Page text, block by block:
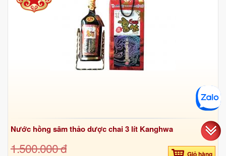
Nước hồng sâm thảo dược chai 3 lít Kanghwa
1.500.000 đ Giỏ hàng